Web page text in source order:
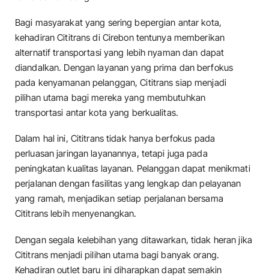
Bagi masyarakat yang sering bepergian antar kota,
kehadiran Cititrans di Cirebon tentunya memberikan
alternatif transportasi yang lebih nyaman dan dapat
diandalkan. Dengan layanan yang prima dan berfokus
pada kenyamanan pelanggan, Cititrans siap menjadi
pilihan utama bagi mereka yang membutuhkan
transportasi antar kota yang berkualitas.
Dalam hal ini, Cititrans tidak hanya berfokus pada
perluasan jaringan layanannya, tetapi juga pada
peningkatan kualitas layanan. Pelanggan dapat menikmati
perjalanan dengan fasilitas yang lengkap dan pelayanan
yang ramah, menjadikan setiap perjalanan bersama
Cititrans lebih menyenangkan.
Dengan segala kelebihan yang ditawarkan, tidak heran jika
Cititrans menjadi pilihan utama bagi banyak orang.
Kehadiran outlet baru ini diharapkan dapat semakin